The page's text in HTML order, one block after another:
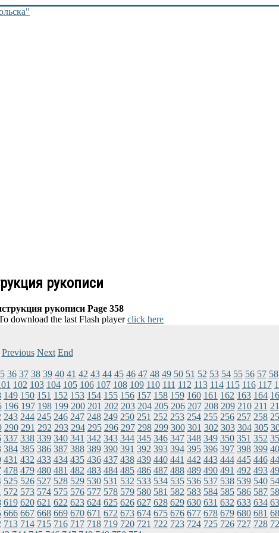
рукописи
рукописи Page 358
download the last Flash playerclick here
Previous Next End
36 37 38 39 40 41 42 43 44 45 46 47 48 49 50 51 52 53 54 55 56 57 58
102 103 104 105 106 107 108 109 110 111 112 113 114 115 116 117
149 150 151 152 153 154 155 156 157 158 159 160 161 162 163 164
196 197 198 199 200 201 202 203 204 205 206 207 208 209 210 211
243 244 245 246 247 248 249 250 251 252 253 254 255 256 257 258
290 291 292 293 294 295 296 297 298 299 300 301 302 303 304 305
337 338 339 340 341 342 343 344 345 346 347 348 349 350 351 352
384 385 386 387 388 389 390 391 392 393 394 395 396 397 398 399
431 432 433 434 435 436 437 438 439 440 441 442 443 444 445 446
478 479 480 481 482 483 484 485 486 487 488 489 490 491 492 493
525 526 527 528 529 530 531 532 533 534 535 536 537 538 539 540
572 573 574 575 576 577 578 579 580 581 582 583 584 585 586 587
619 620 621 622 623 624 625 626 627 628 629 630 631 632 633 634
666 667 668 669 670 671 672 673 674 675 676 677 678 679 680 681
713 714 715 716 717 718 719 720 721 722 723 724 725 726 727 728